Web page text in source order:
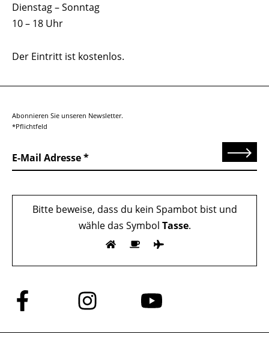
Dienstag – Sonntag
10 – 18 Uhr
Der Eintritt ist kostenlos.
Abonnieren Sie unseren Newsletter.
*Pflichtfeld
E-Mail Adresse Senden
Bitte beweise, dass du kein Spambot bist und
wähle das Symbol Tasse.
Folge
uns
auf
Folge
uns
auf
Folge
auf